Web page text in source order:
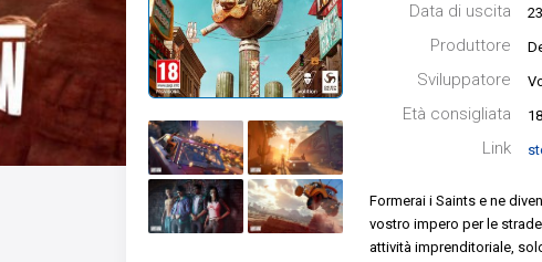
Data di uscita
Produttore
Sviluppatore
Età consigliata
Link
Formerai i Saints e ne
vostro impero per le
attività imprenditoriale,